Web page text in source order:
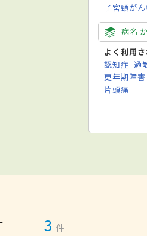
子宮頸が
病名
よく利用
認知症 過
更年期障害
片頭痛
3 件